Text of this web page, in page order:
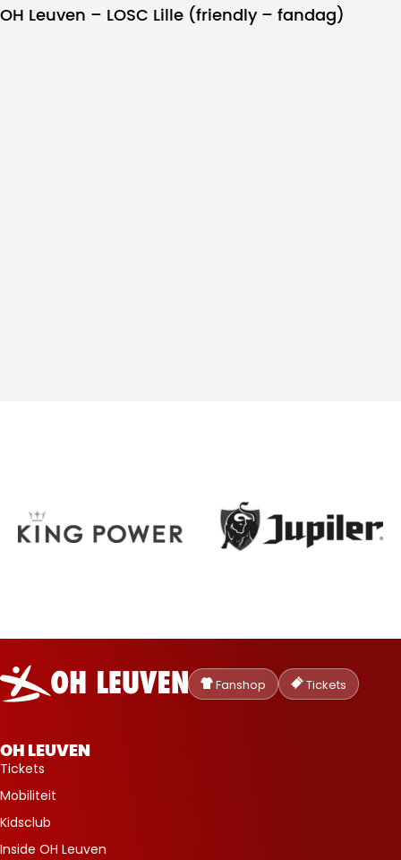
OH Leuven – LOSC Lille (friendly – fandag)
Oud-
Heverlee
Leuven
Fanshop Tickets
OH LEUVEN
Tickets
Mobiliteit
Kidsclub
Inside OH Leuven